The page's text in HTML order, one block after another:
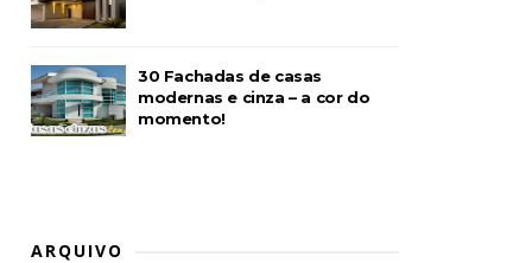
30 Fachadas de casas
modernas e cinza – a cor do
momento!
ARQUIVO